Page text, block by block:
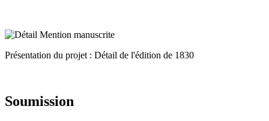
Présentation du projet : Détail de l'édition de 1830
Soumission